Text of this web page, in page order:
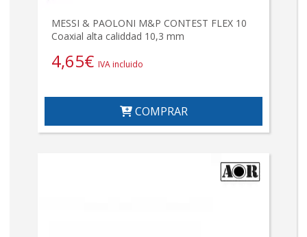
MESSI & PAOLONI M&P CONTEST FLEX 10
Coaxial alta caliddad 10,3 mm
4,65€ IVA incluido
COMPRAR